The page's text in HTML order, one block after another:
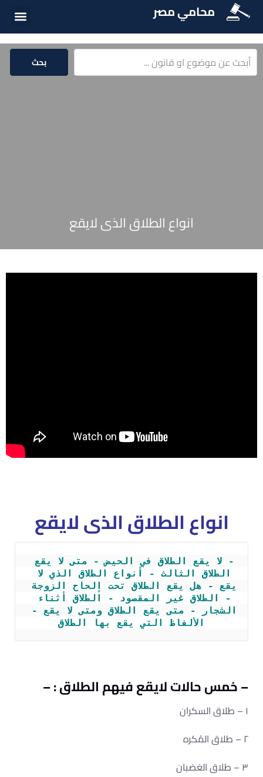
محامي مصر
بحث
انواع الطلاق الذى لايقع
انواع الطلاق الذى لايقع
الألفاظ التي يقع بها الطلاق
– خمس حالات لايقع فيهم الطلاق : –
١ – طلاق السكران
٢ – طلاق المُكره
٣ – طلاق الغضبان